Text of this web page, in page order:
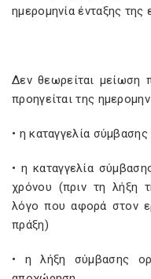
ημερομηνία ένταξης της
Δεν θεωρείται μείωση
προηγείται της
• η καταγγελία
• η καταγγελία
χρόνου (πριν τη λήξη
λόγο που αφορά στον
πράξη)
• η λήξη σύμβασης